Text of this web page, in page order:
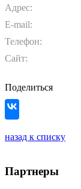
Адрес:
E-mail:
Телефон:
Сайт:
Поделиться
назад к списку
Партнеры